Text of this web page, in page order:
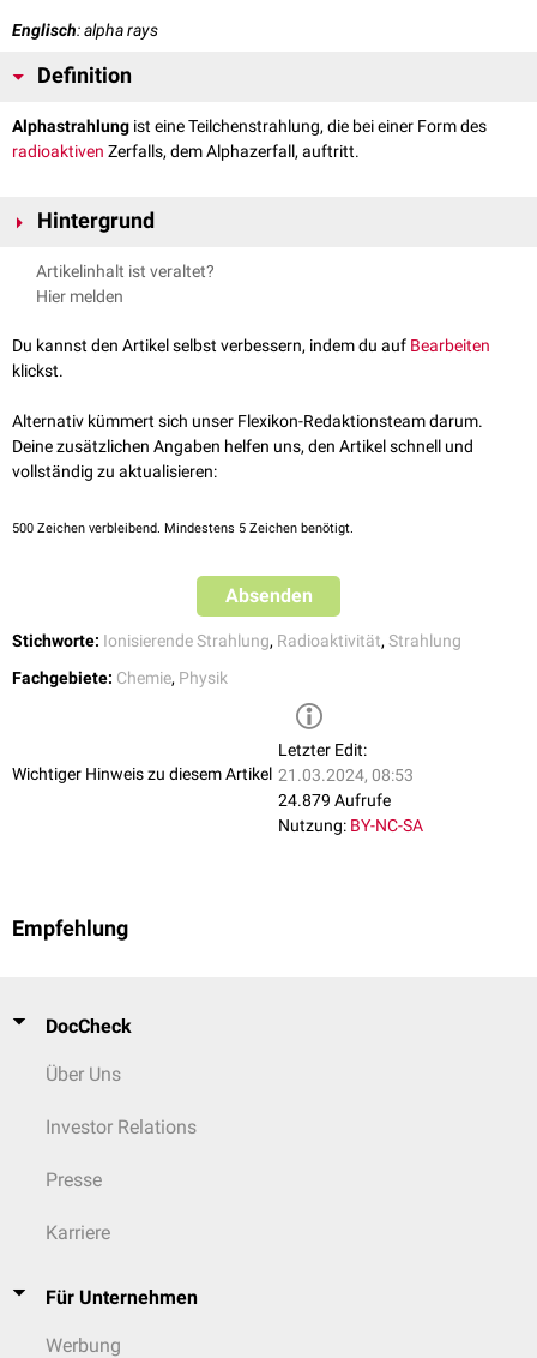
Englisch: alpha rays
Definition
Alphastrahlung ist eine Teilchenstrahlung, die bei einer Form des
radioaktiven Zerfalls, dem Alphazerfall, auftritt.
Hintergrund
Beim Zerfall eines Atomkerns
frei, die als zweifach positiv geladenes Alphateilchen einem
Alphastrahlung ist die am stärkstenionisierende Strahlungdes
radioaktiven Zerfalls, hat allerdings eine nur minimale
Die durchschnittlicheEnergieeines Alphateilchens liegt im Bereich
zwischen 2 bis 5MeV.
Artikelinhalt ist veraltet?
Hier melden
Du kannst den Artikel selbst verbessern, indem du auf Bearbeiten
klickst.
Alternativ kümmert sich unser Flexikon-Redaktionsteam darum.
Deine zusätzlichen Angaben helfen uns, den Artikel schnell und
vollständig zu aktualisieren:
500 Zeichen verbleibend. Mindestens 5 Zeichen benötigt.
Absenden
Stichworte: Ionisierende Strahlung, Radioaktivität, Strahlung
Fachgebiete: Chemie, Physik
Wichtiger Hinweis zu diesem Artikel
Letzter Edit:
21.03.2024, 08:53
24.879 Aufrufe
Nutzung: BY-NC-SA
Empfehlung
DocCheck
Über Uns
Investor Relations
Presse
Karriere
Für Unternehmen
Werbung